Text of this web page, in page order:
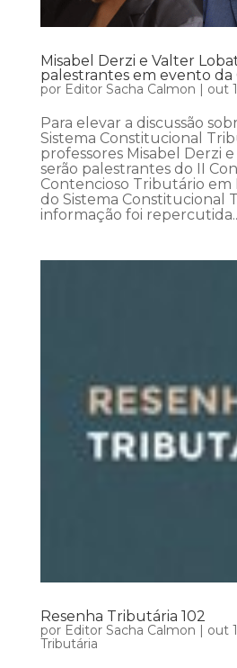
Misabel Derzi e Valter
palestrantes em evento da
por Editor Sacha Calmon | out
Para elevar a discussão
Sistema Constitucional
professores Misabel Derzi
serão palestrantes do II
Contencioso Tributário em
do Sistema Constitucional
informação foi
Resenha Tributária 102
por Editor Sacha Calmon out
Tributária